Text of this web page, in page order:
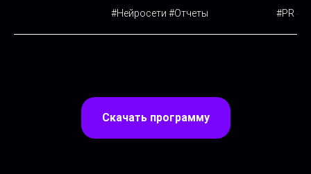
#Нейросети #Отчеты #PR
Скачать программу